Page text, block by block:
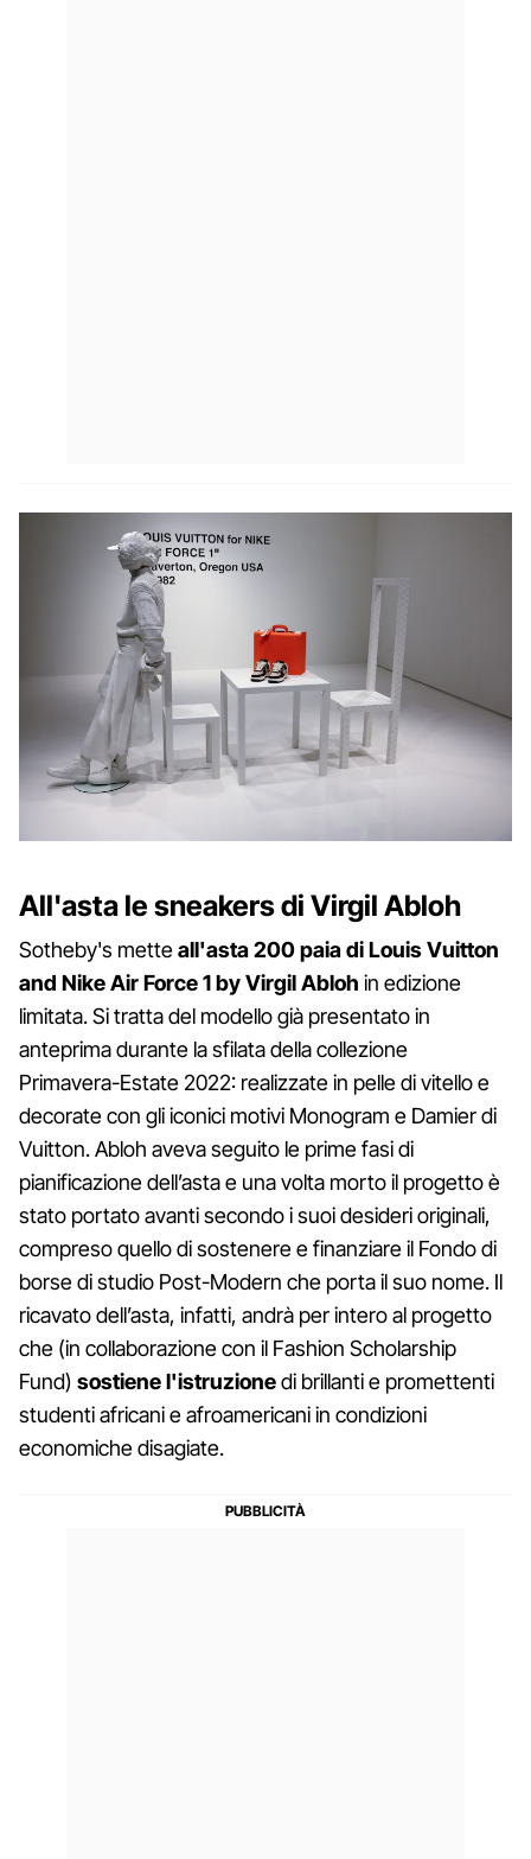
All'asta le sneakers di Virgil Abloh
Sotheby's metteall'asta 200 paia di Louis Vuitton
and Nike Air Force 1 by Virgil Abloh in edizione
limitata. Si tratta del modello già presentato in
anteprima durante la sfilata della collezione
Primavera-Estate 2022: realizzate in pelle di vitello e
decorate con gli iconici motivi Monogram e Damier di
Vuitton. Abloh aveva seguito le prime fasi di
pianificazione dell’asta e una volta morto il progetto è
stato portato avanti secondo i suoi desideri originali,
compreso quello di sostenere e finanziare il Fondo di
borse di studio Post-Modern che porta il suo nome. Il
ricavato dell’asta, infatti, andrà per intero al progetto
che (in collaborazione con il Fashion Scholarship
Fund) sostiene l'istruzionedi brillanti e promettenti
studenti africani e afroamericani in condizioni
economiche disagiate.